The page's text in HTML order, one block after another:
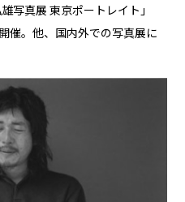
写真展 東京ポートレイト」
催。他、国内外での写真展に